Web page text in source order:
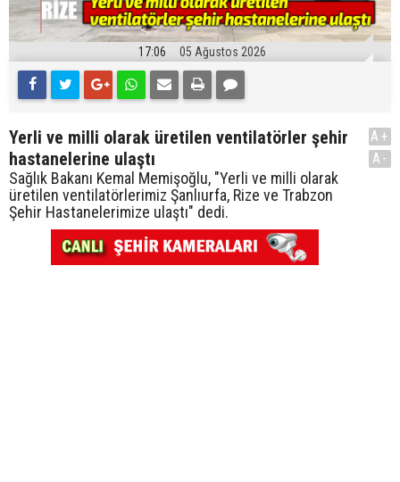
17:06 05 Ağustos 2026
Yerli ve milli olarak üretilen ventilatörler şehir
hastanelerine ulaştı
Sağlık Bakanı Kemal Memişoğlu, "Yerli ve milli olarak
üretilen ventilatörlerimiz Şanlıurfa, Rize ve Trabzon
Şehir Hastanelerimize ulaştı" dedi.
A+
A-